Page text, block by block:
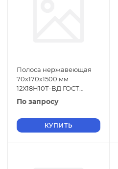
Полоса нержавеющая
70х170х1500 мм
12Х18Н10Т-ВД ГОСТ
18968-73
По запросу
КУПИТЬ